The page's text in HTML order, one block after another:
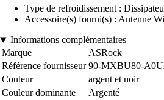
Type de refroidissement :
Accessoire(s) fourni(s) : Antenne
Informations complémentaires
Marque
ASRock
Référence fournisseur 90-MXBU80-
Couleur
argent et noir
Couleur dominante
Argenté